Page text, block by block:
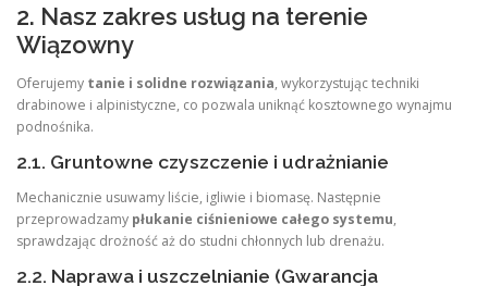
2. Nasz zakres usług na terenie
Wiązowny
Oferujemy tanie i solidne rozwiązania, wykorzystując techniki
drabinowe i alpinistyczne, co pozwala uniknąć kosztownego wynajmu
podnośnika.
2.1. Gruntowne czyszczenie i udrażnianie
Mechanicznie usuwamy liście, igliwie i biomasę. Następnie
przeprowadzamy płukanie ciśnieniowe całego systemu,
sprawdzając drożność aż do studni chłonnych lub drenażu.
2.2. Naprawa i uszczelnianie (Gwarancja